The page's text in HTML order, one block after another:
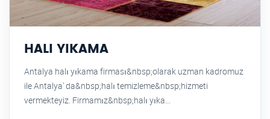
HALI YIKAMA
Antalya halı yıkama firması&nbsp;olarak uzman kadromuz
ile Antalya' da&nbsp;halı temizleme&nbsp;hizmeti
vermekteyiz. Firmamız&nbsp;halı yıka...